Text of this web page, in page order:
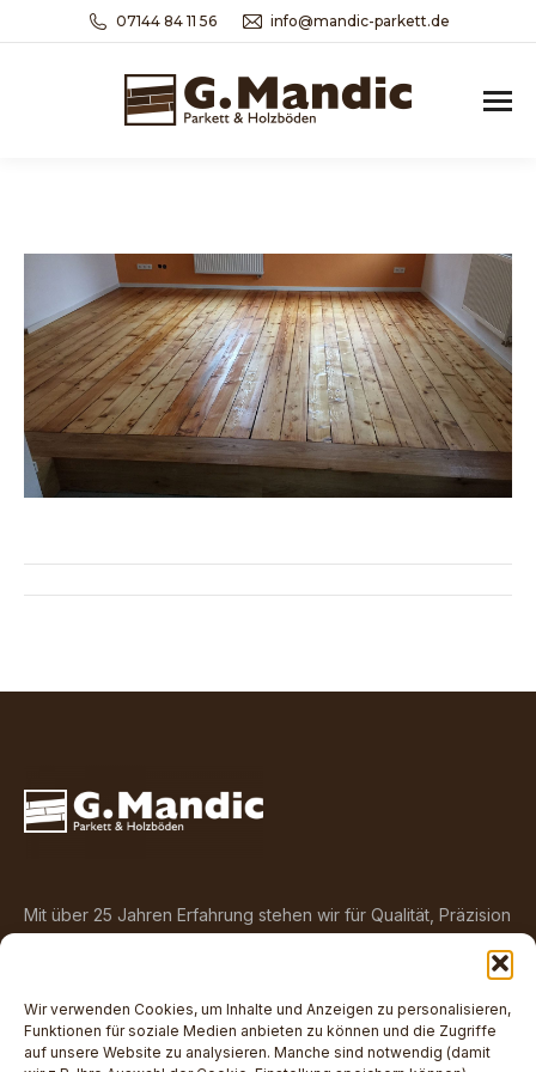
Wir verwenden Cookies, um Inhalte und Anzeigen zu personalisieren,
Funktionen für soziale Medien anbieten zu können und die Zugriffe
auf unsere Website zu analysieren. Manche sind notwendig (damit
07144 84 11 56 info@mandic-parkett.de
Project
Mit über 25 Jahren Erfahrung stehen wir für Qualität, Präzision
ImpressumundDatenschutzrichtlinien